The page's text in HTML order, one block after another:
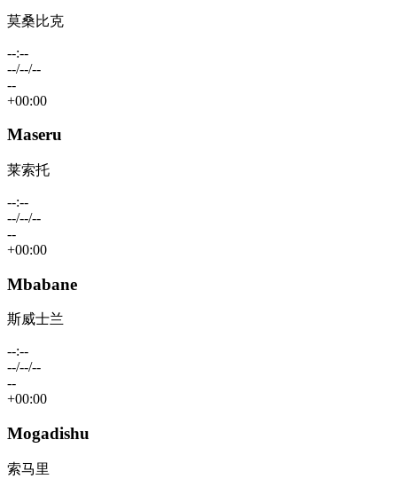
莫桑比克
--:--
--/--/--
--
+00:00
Maseru
莱索托
--:--
--/--/--
--
+00:00
Mbabane
斯威士兰
--:--
--/--/--
--
+00:00
Mogadishu
索马里